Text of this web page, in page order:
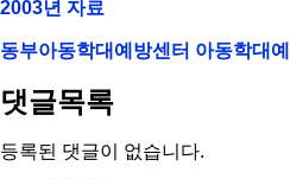
2003년 자료
동부아동학대예방센터 아동학대
댓글목록
등록된 댓글이 없습니다.